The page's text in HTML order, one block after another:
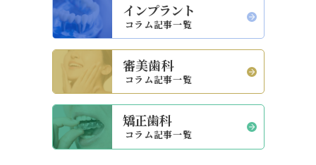
インプラント
コラム記事一覧
審美歯科
コラム記事一覧
矯正歯科
コラム記事一覧